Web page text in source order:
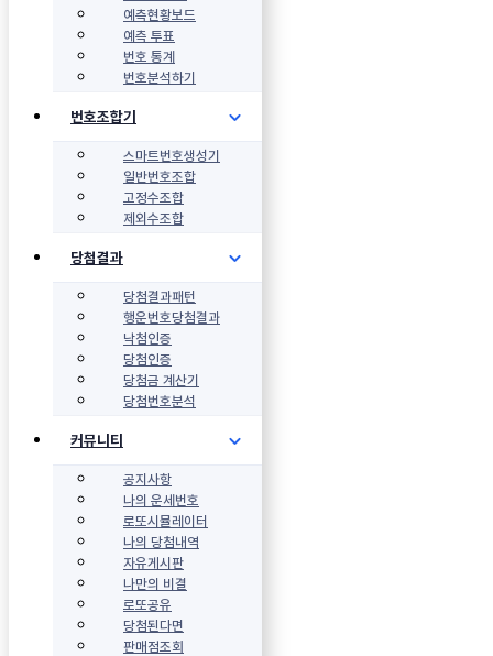
예측현황보드
예측 투표
번호 통계
번호분석하기
번호조합기
스마트번호생성기
일반번호조합
고정수조합
제외수조합
당첨결과
당첨결과패턴
행운번호당첨결과
낙첨인증
당첨인증
당첨금 계산기
당첨번호분석
커뮤니티
공지사항
나의 운세번호
로또시뮬레이터
나의 당첨내역
자유게시판
나만의 비결
로또공유
당첨된다면
판매점조회